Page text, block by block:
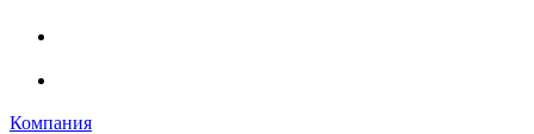
Компания